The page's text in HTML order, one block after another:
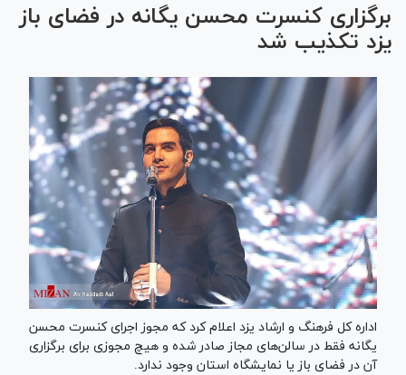
برگزاری کنسرت محسن یگانه در فضای باز
یزد تکذیب شد
اداره کل فرهنگ و ارشاد یزد اعلام کرد که مجوز اجرای کنسرت محسن
یگانه فقط در سالن‌های مجاز صادر شده و هیچ مجوزی برای برگزاری
آن در فضای باز یا نمایشگاه استان وجود ندارد.